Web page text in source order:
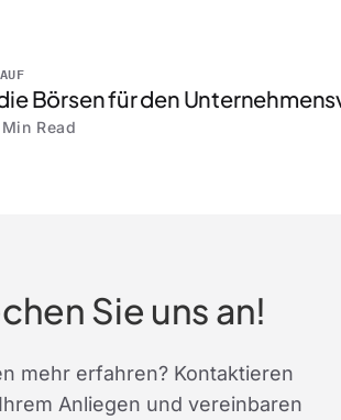
Börsen für den
Read
Sie uns an!
mehr erfahren? Kontaktieren
Anliegen und vereinbaren